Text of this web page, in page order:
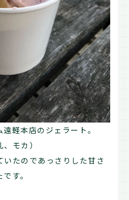
軽本店のジェラート。
モカ）
いたのであっさりした甘さ
す。